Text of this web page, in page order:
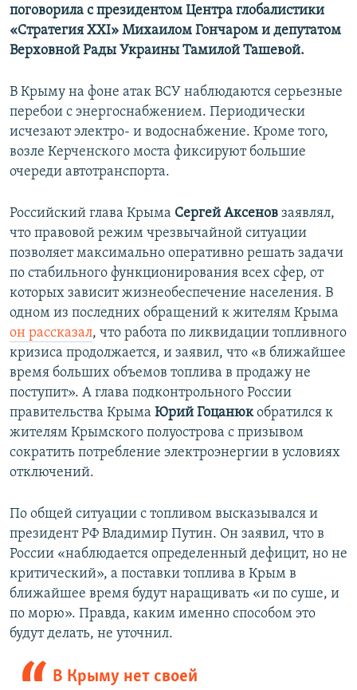
поговорила с президентом Центра глобалистики
«Стратегия XXI» Михаилом Гончаром и депутатом
Верховной Рады Украины Тамилой Ташевой.
В Крыму на фоне атак ВСУ наблюдаются серьезные
перебои с энергоснабжением. Периодически
исчезают электро- и водоснабжение. Кроме того,
возле Керченского моста фиксируют большие
очереди автотранспорта.
Российский глава Крыма Сергей Аксенов заявлял,
что правовой режим чрезвычайной ситуации
позволяет максимально оперативно решать задачи
по стабильного функционирования всех сфер, от
которых зависит жизнеобеспечение населения. В
одном из последних обращений к жителям Крыма
он рассказал, что работа по ликвидации топливного
кризиса продолжается, и заявил, что «в ближайшее
время больших объемов топлива в продажу не
поступит». А глава подконтрольного России
правительства Крыма Юрий Гоцанюкобратился к
жителям Крымского полуострова с призывом
сократить потребление электроэнергии в условиях
отключений.
По общей ситуации с топливом высказывался и
президент РФ Владимир Путин. Он заявил, что в
России «наблюдается определенный дефицит, но не
критический», а поставки топлива в Крым в
ближайшее время будут наращивать «и по суше, и
по морю». Правда, каким именно способом это
будут делать, не уточнил.
В Крыму нет своей